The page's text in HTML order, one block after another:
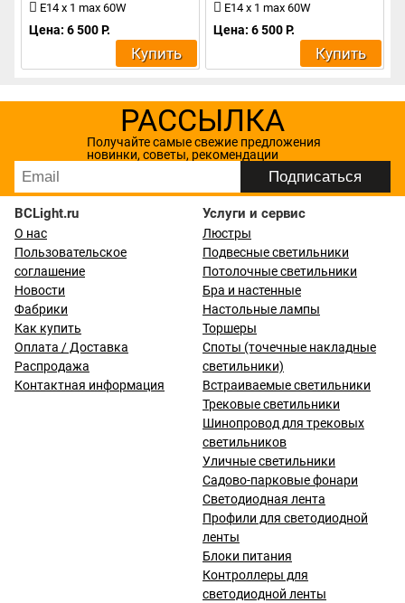
E14 x 1 max 60W
Цена: 6 500 Р.
Купить
E14 x 1 max 60W
Цена: 6 500 Р.
Купить
РАССЫЛКА
Получайте самые свежие предложения
новинки, советы, рекомендации
BCLight.ru
О нас
Пользовательское
соглашение
Новости
Фабрики
Как купить
Оплата / Доставка
Распродажа
Контактная информация
Услуги и сервис
Люстры
Подвесные светильники
Потолочные светильники
Бра и настенные
Настольные лампы
Торшеры
Споты (точечные накладные
светильники)
Встраиваемые светильники
Трековые светильники
Шинопровод для трековых
светильников
Уличные светильники
Садово-парковые фонари
Светодиодная лента
Профили для светодиодной
ленты
Блоки питания
Контроллеры для
светодиодной ленты